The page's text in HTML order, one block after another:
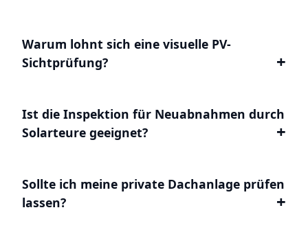
Warum lohnt sich eine visuelle PV-
Sichtprüfung?
Ist die Inspektion für Neuabnahmen durch
Solarteure geeignet?
Sollte ich meine private Dachanlage prüfen
lassen?